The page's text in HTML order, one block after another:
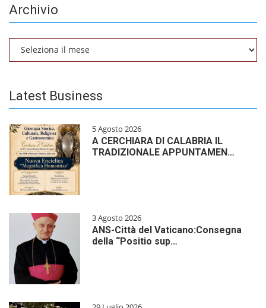
Archivio
Archivio
Latest Business
5 Agosto 2026
A CERCHIARA DI CALABRIA IL
TRADIZIONALE APPUNTAMEN…
3 Agosto 2026
ANS-Città del Vaticano:Consegna
della “Positio sup…